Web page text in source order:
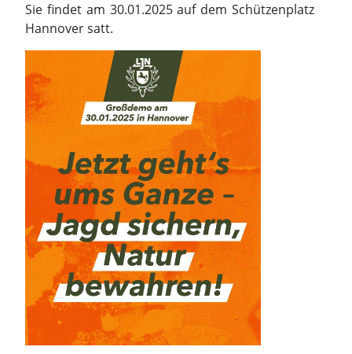
Sie findet am 30.01.2025 auf dem Schützenplatz
Hannover satt.